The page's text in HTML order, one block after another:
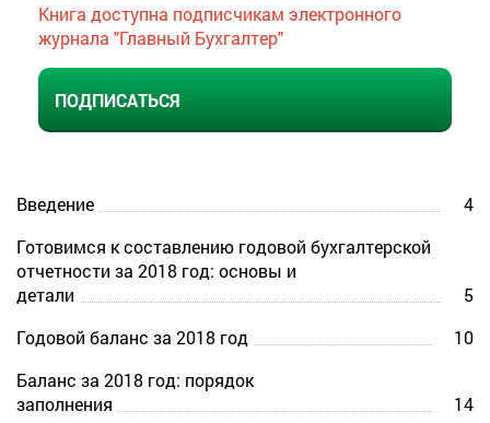
Книга доступна подписчикам электронного
журнала "Главный Бухгалтер"
ПОДПИСАТЬСЯ
Введение
4
Готовимся к составлению годовой бухгалтерской
отчетности за 2018 год: основы и
детали
5
Годовой баланс за 2018 год
10
Баланс за 2018 год: порядок
заполнения
14